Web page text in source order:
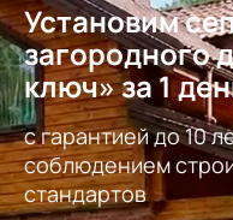
Установим
загородного
ключ» за 1
с гарантией до 10
соблюдением
стандартов